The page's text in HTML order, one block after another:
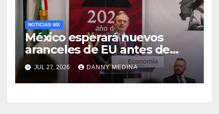
NOTICIAS MX
México esperará nuevos
aranceles de EU antes de
volver a negociar el T-MEC:
Ebrard
JUL 27, 2026 DANNY MEDINA